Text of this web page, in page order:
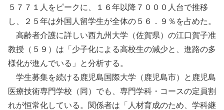
５７７１人をピークに、１６年以降７０００人台で推移
し、２５年は外国人留学生が全体の５６．９％を占めた。
高齢者介護に詳しい西九州大学（佐賀県）の江口賀子准
教授（５９）は「少子化による高校生の減少と、進路の多
様化が進んでいる」と分析する。
学生募集を続ける鹿児島国際大学（鹿児島市）と鹿児島
医療技術専門学校（同）でも、専門学科・コースの定員割
れが恒常化している。関係者は「人材育成のため、学科継